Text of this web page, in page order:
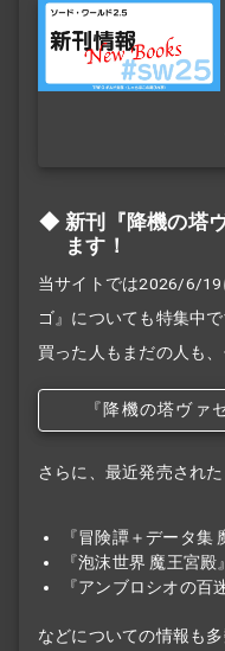
新刊『降機の塔
ます！
当サイトでは2026/6/19
ゴ』についても特集中で
買った人もまだの人も
『降機の塔ヴァ
さらに、最近発売された
『冒険譚＋データ集
『泡沫世界 魔王宮殿』
『アンブロシオの百
などについての情報も